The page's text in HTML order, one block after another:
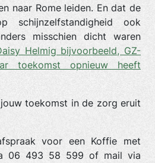
naar Rome leiden. En dat de
schijnzelfstandigheid ook
misschien dicht waren
Helmig bijvoorbeeld, GZ-
toekomst opnieuw heeft
toekomst in de zorg eruit
voor een Koffie met
06 493 58 599 of mail via